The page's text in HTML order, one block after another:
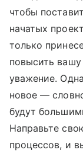
чтобы
начатых
только
повысить
уважение.
новое —
будут
Направьте
процессов, и